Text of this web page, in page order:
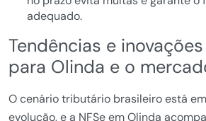
adequado.
Tendências e inovações
para Olinda e o
O cenário tributário brasileiro está
evolução, e a NFSe em Olinda